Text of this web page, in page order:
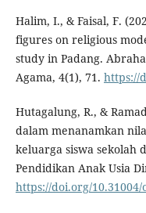
Halim, I., & Faisal, F.
figures on religious
study in Padang.
Agama, 4(1), 71. https://
Hutagalung, R., &
dalam menanamkan
keluarga siswa sekolah
Pendidikan Anak Usia
https://doi.org/10.31004/